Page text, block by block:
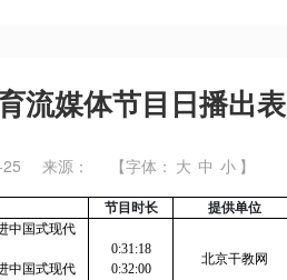
流媒体节目日播出表
来源： 【字体： 大 中 小 】
节目时长 提供单位
中国式现代
中国式现代
0:31:18
0:32:00
北京干教网